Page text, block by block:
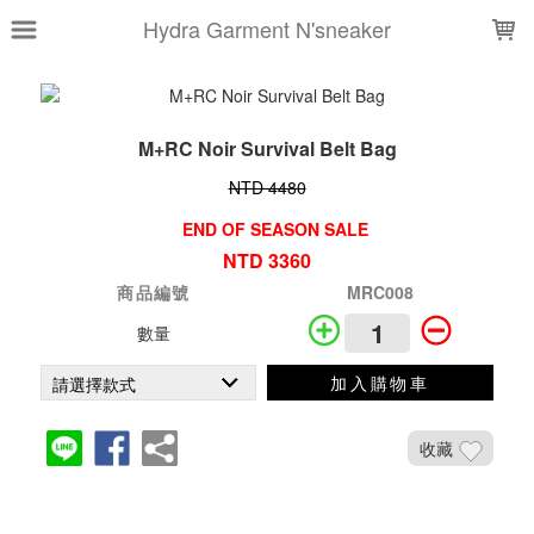
Hydra Garment N'sneaker
M+RC Noir Survival Belt Bag
NTD 4480
END OF SEASON SALE
NTD 3360
商品編號
MRC008
數量
加入購物車
收藏